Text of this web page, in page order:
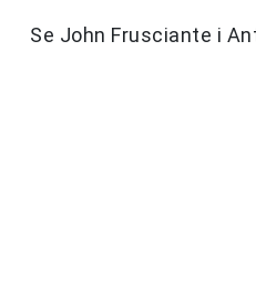
Se John Frusciante i